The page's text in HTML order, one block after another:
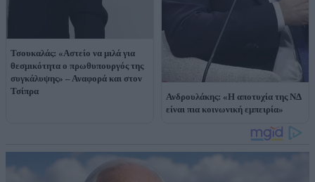
Τσουκαλάς: «Αστείο να μιλά για
θεσμικότητα ο πρωθυπουργός της
συγκάλυψης» – Αναφορά και στον
Τσίπρα
Ανδρουλάκης: «Η αποτυχία της ΝΔ
είναι πια κοινωνική εμπειρία»